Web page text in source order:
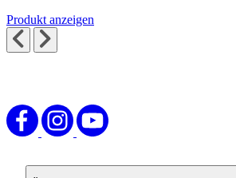
Produkt anzeigen